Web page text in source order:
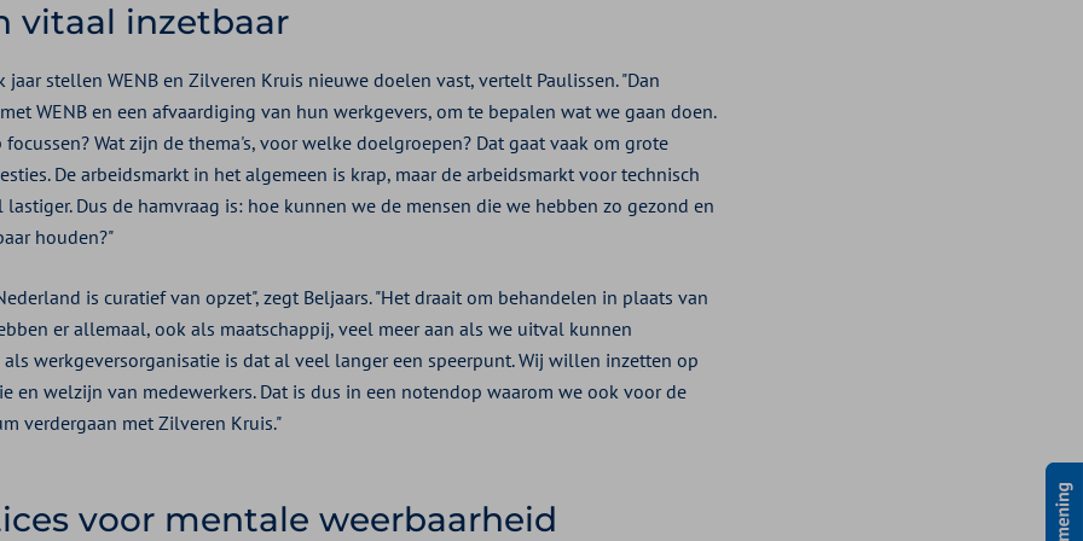
vitaal inzetbaar
stellen WENB en Zilveren Kruis nieuwe doelen vast, vertelt Paulissen. "Dan
WENB en een afvaardiging van hun werkgevers, om te bepalen wat we gaan doen.
focussen? Wat zijn de thema's, voor welke doelgroepen? Dat gaat vaak om grote
De arbeidsmarkt in het algemeen is krap, maar de arbeidsmarkt voor technisch
Dus de hamvraag is: hoe kunnen we de mensen die we hebben zo gezond en
houden?"
is curatief van opzet", zegt Beljaars. "Het draait om behandelen in plaats van
er allemaal, ook als maatschappij, veel meer aan als we uitval kunnen
werkgeversorganisatie is dat al veel langer een speerpunt. Wij willen inzetten op
en welzijn van medewerkers. Dat is dus in een notendop waarom we ook voor de
verdergaan met Zilveren Kruis."
voor mentale weerbaarheid